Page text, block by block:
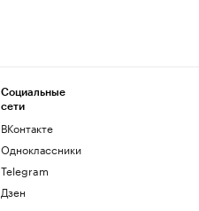
Социальные
сети
ВКонтакте
Одноклассники
Telegram
Дзен